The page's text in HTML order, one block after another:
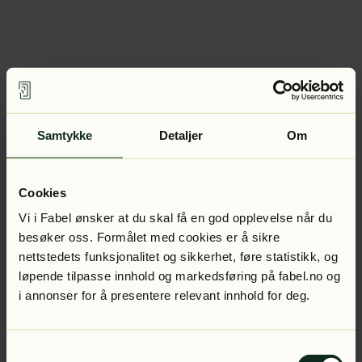
Samtykke Detaljer Om
Cookies
Vi i Fabel ønsker at du skal få en god opplevelse når du
besøker oss. Formålet med cookies er å sikre
nettstedets funksjonalitet og sikkerhet, føre statistikk, og
løpende tilpasse innhold og markedsføring på fabel.no og
i annonser for å presentere relevant innhold for deg.